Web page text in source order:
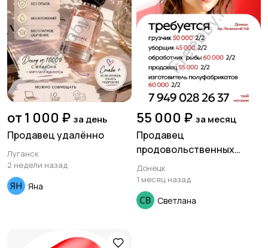
Медицина Начало карьеры
Образование и наука Офисный персонал
Перевозки, склад,
закупки
Продажи
от 1 000 ₽ за день
Продавец удалённо
Луганск
2 недели назад
Яна
55 000 ₽ за месяц
Продавец
продовольственных
товаров.
Донецк
1 месяц назад
Светлана